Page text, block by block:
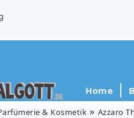
Home
& Kosmetik Azzaro